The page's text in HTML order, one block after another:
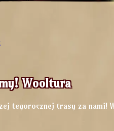
Wooltura
tegorocznej trasy za nami!